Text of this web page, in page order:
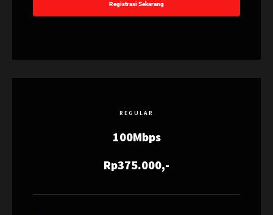
Registrasi Sekarang
REGULAR
100Mbps
Rp375.000,-